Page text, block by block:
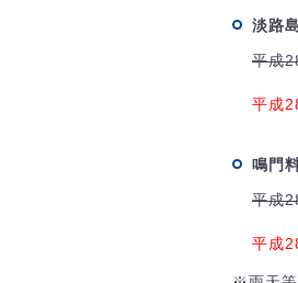
淡路
平成
平成
鳴門
平成
平成